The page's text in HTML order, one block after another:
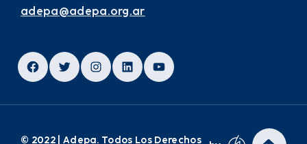
adepa@adepa.org.ar
Facebook
TwitterInstagram
LinkedInYouTube
© 2022 | Adepa. Todos Los Derechos